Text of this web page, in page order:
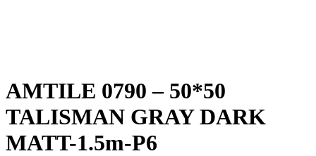
AMTILE 0790 – 50*50
TALISMAN GRAY DARK
MATT-1.5m-P6